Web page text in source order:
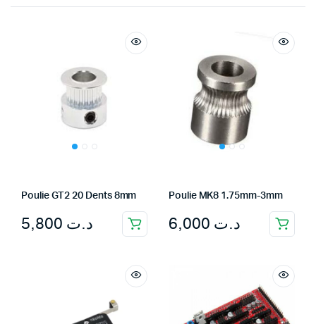
Poulie GT2 20 Dents 8mm
د.ت
Poulie MK8 1.75mm-3mm
د.ت